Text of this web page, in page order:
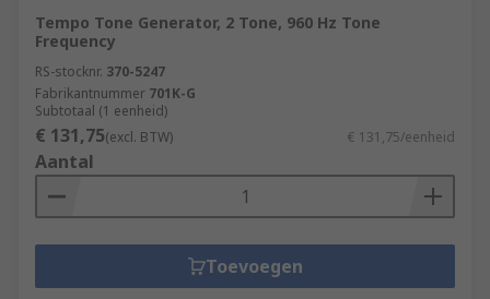
Tempo Tone Generator, 2 Tone, 960 Hz Tone
Frequency
RS-stocknr. 370-5247
Fabrikantnummer 701K-G
Subtotaal (1 eenheid)
€ 131,75(excl. BTW) € 131,75/eenheid
Aantal
Toevoegen